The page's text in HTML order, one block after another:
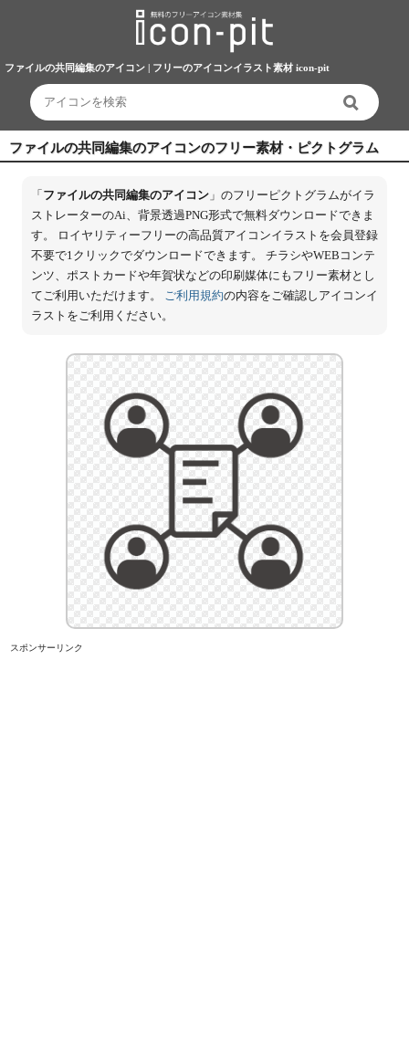
ファイルの共同編集のアイコン | フリーのアイコンイラスト素材 icon-pit
ファイルの共同編集のアイコンのフリー素材・ピクトグラム
「 ファイルの共同編集のアイコン」のフリーピクトグラムがイラ
ストレーターのAi、背景透過PNG形式で無料ダウンロードできま
す。 ロイヤリティーフリーの高品質アイコンイラストを会員登録
不要で1クリックでダウンロードできます。 チラシやWEBコンテ
ンツ、ポストカードや年賀状などの印刷媒体にもフリー素材とし
てご利用いただけます。 ご利用規約の内容をご確認しアイコンイ
ラストをご利用ください。
スポンサーリンク